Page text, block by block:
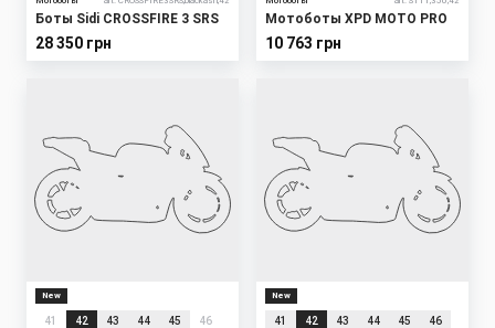
Боты Sidi CROSSFIRE 3 SRS
28 350 грн
Мотоботы XPD MOTO PRO
10 763 грн
New
41 42 43 44 45
46
New
41 42 43 44 45 46